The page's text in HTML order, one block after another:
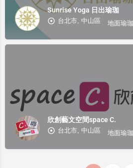
Sunrise Yoga 日出瑜珈
台北市, 中山區 地面瑜
欣創藝文空間space C.
台北市, 中山區 地面瑜珈